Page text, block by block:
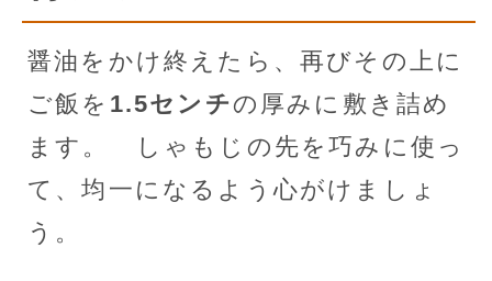
醤油をかけ終えたら、再びその上に
ご飯を 1.5センチ の厚みに敷き詰め
ます。 しゃもじの先を巧みに使っ
て、均一になるよう心がけましょ
う。